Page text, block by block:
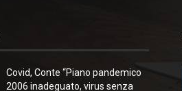
Covid, Conte “Piano pandemico
2006 inadeguato, virus senza